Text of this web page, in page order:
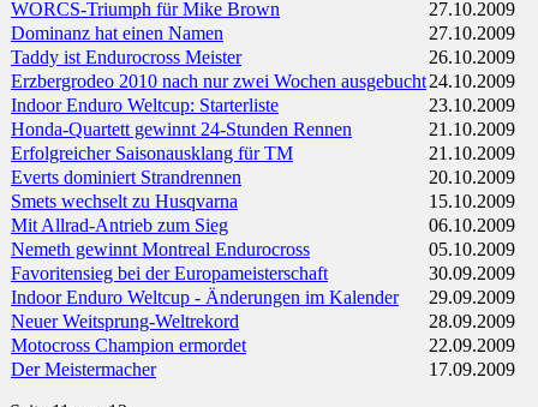
WORCS-Triumph für Mike Brown
27.10.2009
Dominanz hat einen Namen
27.10.2009
Taddy ist Endurocross Meister
26.10.2009
Erzbergrodeo 2010 nach nur zwei Wochen ausgebucht24.10.2009
Indoor Enduro Weltcup: Starterliste
23.10.2009
Honda-Quartett gewinnt 24-Stunden Rennen
21.10.2009
Erfolgreicher Saisonausklang für TM
21.10.2009
Everts dominiert Strandrennen
20.10.2009
Smets wechselt zu Husqvarna
15.10.2009
Mit Allrad-Antrieb zum Sieg
06.10.2009
Nemeth gewinnt Montreal Endurocross
05.10.2009
Favoritensieg bei der Europameisterschaft
30.09.2009
Indoor Enduro Weltcup - Änderungen im Kalender
29.09.2009
Neuer Weitsprung-Weltrekord
28.09.2009
Motocross Champion ermordet
22.09.2009
Der Meistermacher
17.09.2009